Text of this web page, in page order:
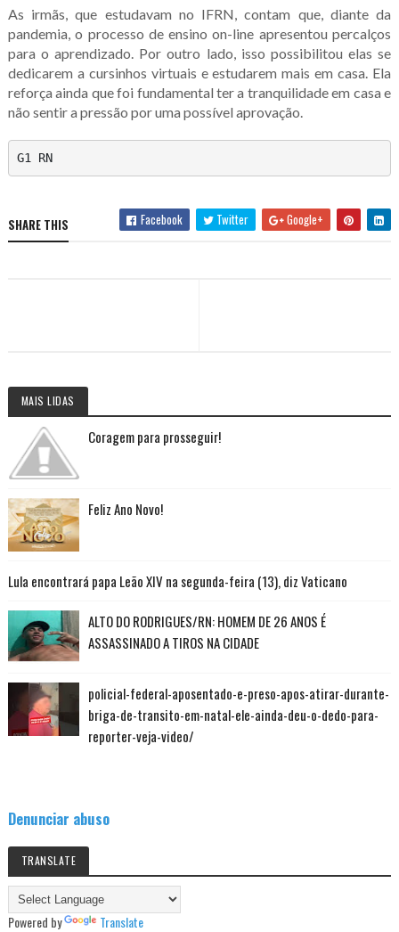
As irmãs, que estudavam no IFRN, contam que, diante da
pandemia, o processo de ensino on-line apresentou percalços
para o aprendizado. Por outro lado, isso possibilitou elas se
dedicarem a cursinhos virtuais e estudarem mais em casa. Ela
reforça ainda que foi fundamental ter a tranquilidade em casa e
não sentir a pressão por uma possível aprovação.
G1 RN
SHARE THIS Facebook Twitter Google+
MAIS LIDAS
Coragem para prosseguir!
Feliz Ano Novo!
Lula encontrará papa Leão XIV na segunda-feira (13), diz Vaticano
ALTO DO RODRIGUES/RN: HOMEM DE 26 ANOS É
ASSASSINADO A TIROS NA CIDADE
policial-federal-aposentado-e-preso-apos-atirar-durante-
briga-de-transito-em-natal-ele-ainda-deu-o-dedo-para-
reporter-veja-video/
Denunciar abuso
TRANSLATE
Powered by Translate